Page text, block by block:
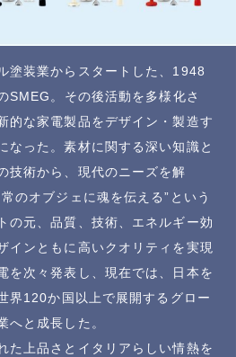
塗装業からスタートした、1948
SMEG。その後活動を多様化さ
的な家電製品をデザイン・製造す
なった。素材に関する深い知識と
技術から、現代のニーズを解
のオブジェに魂を伝える”という
の元、品質、技術、エネルギー効
インともに高いクオリティを実現
を次々発表し、現在では、日本を
界120か国以上で展開するグロー
へと成長した。
た上品さとイタリアらしい情熱を